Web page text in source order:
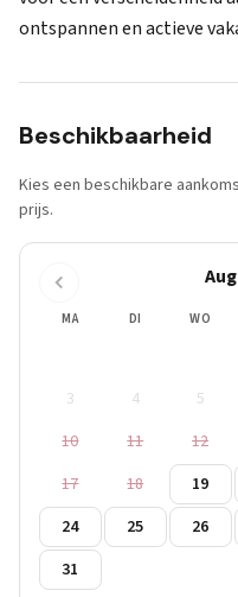
ontspannen en actieve
Beschikbaarheid
Kies een beschikbare
prijs.
MA DI WO
3
4 5
10
11 12
17
18 19
24
25 26
31